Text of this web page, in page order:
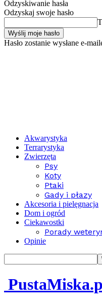
Odzyskiwanie hasła
Odzyskaj swoje hasło
Hasło zostanie wysłane e-
Akwarystyka
Terrarystyka
Zwierzęta
Psy
Koty
Ptaki
Gady i płazy
Akcesoria i pielęgnacja
Dom i ogród
Ciekawostki
Porady
Opinie